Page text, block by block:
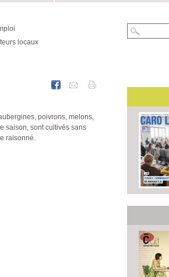
locaux
poivrons, melons,
saison, sont cultivés sans
raisonné.